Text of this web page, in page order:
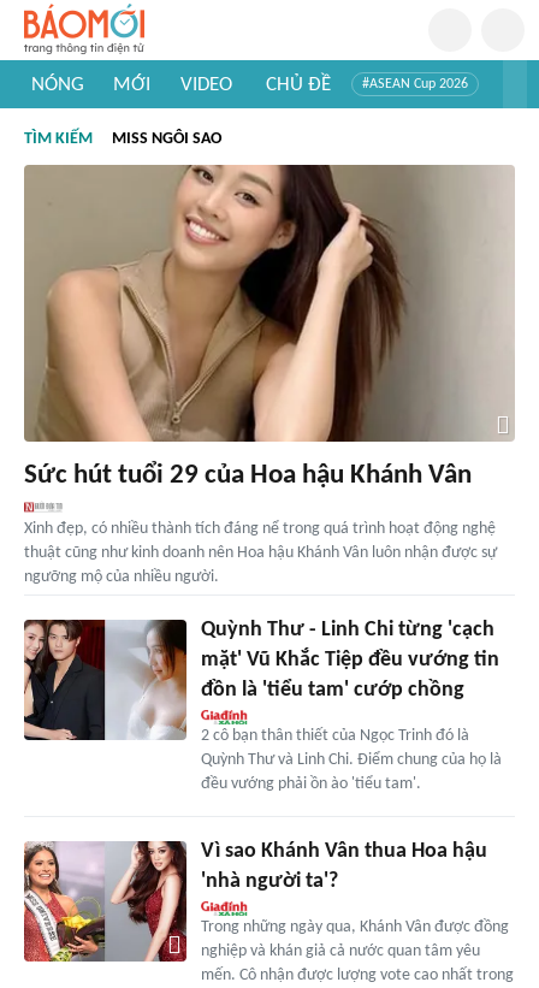
NÓNG MỚI VIDEO CHỦ ĐỀ #ASEAN Cup 2026
#Khám phá thế giới
TÌM KIẾM MISS NGÔI SAO
Sức hút tuổi 29 của Hoa hậu Khánh Vân
Xinh đẹp, có nhiều thành tích đáng nể trong quá trình hoạt động nghệ
thuật cũng như kinh doanh nên Hoa hậu Khánh Vân luôn nhận được sự
ngưỡng mộ của nhiều người.
Quỳnh Thư - Linh Chi từng 'cạch
mặt' Vũ Khắc Tiệp đều vướng tin
đồn là 'tiểu tam' cướp chồng
2 cô bạn thân thiết của Ngọc Trinh đó là
Quỳnh Thư và Linh Chi. Điểm chung của họ là
đều vướng phải ồn ào 'tiểu tam'.
Vì sao Khánh Vân thua Hoa hậu
'nhà người ta'?
Trong những ngày qua, Khánh Vân được đồng
nghiệp và khán giả cả nước quan tâm yêu
mến. Cô nhận được lượng vote cao nhất trong